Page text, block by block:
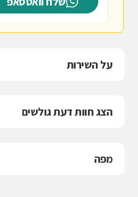
על השירות
הצג חוות דעת גולשים
מפה